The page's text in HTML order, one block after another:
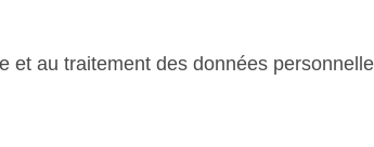
et au traitement des données